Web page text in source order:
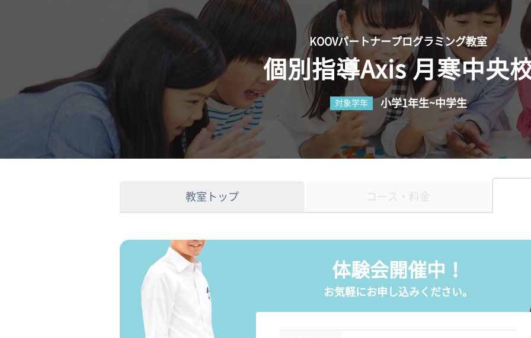
KOOVパートナープログラミング教室
個別指導Axis 月寒中央
対象学年 小学1年生~中学生
教室トップ コース・料金
体験会開催中！
お気軽にお申し込みください。